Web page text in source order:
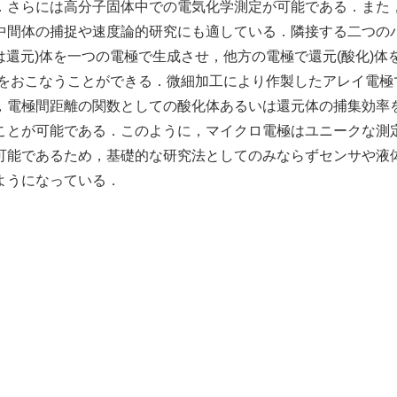
らには高分子固体中での電気化学測定が可能である．また
体の捕捉や速度論的研究にも適している．隣接する二つの
元)体を一つの電極で生成させ，他方の電極で還元(酸化)体
こなうことができる．微細加工により作製したアレイ電極
極間距離の関数としての酸化体あるいは還元体の捕集効率
が可能である．このように，マイクロ電極はユニークな測
であるため，基礎的な研究法としてのみならずセンサや液
になっている．